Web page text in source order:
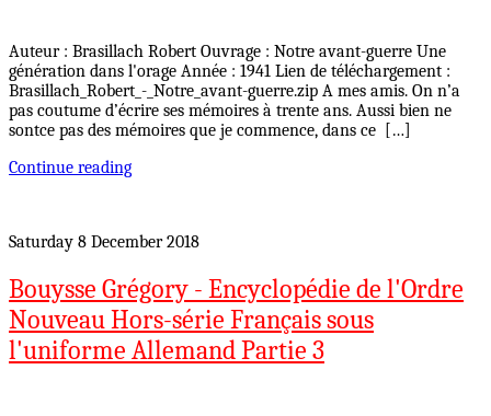
Auteur : Brasillach Robert Ouvrage : Notre avant-guerre Une
génération dans l'orage Année : 1941 Lien de téléchargement :
Brasillach_Robert_-_Notre_avant-guerre.zip A mes amis. On n’a
pas coutume d’écrire ses mémoires à trente ans. Aussi bien ne
sontce pas des mémoires que je commence, dans ce […]
Continue reading
Saturday 8 December 2018
Bouysse Grégory - Encyclopédie de l'Ordre
Nouveau Hors-série Français sous
l'uniforme Allemand Partie 3